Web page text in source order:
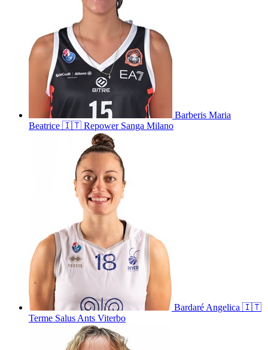
Barberis Maria
Beatrice 🇮🇹 Repower Sanga Milano
Bardaré Angelica 🇮🇹
Terme Salus Ants Viterbo